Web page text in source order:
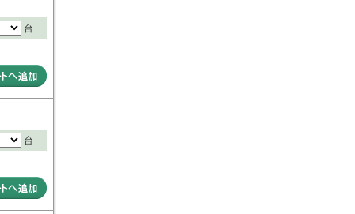
台
台